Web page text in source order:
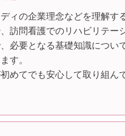
ィの企業理念などを理解す
訪問看護でのリハビリテー
必要となる基礎知識につい
す。
めてでも安心して取り組ん